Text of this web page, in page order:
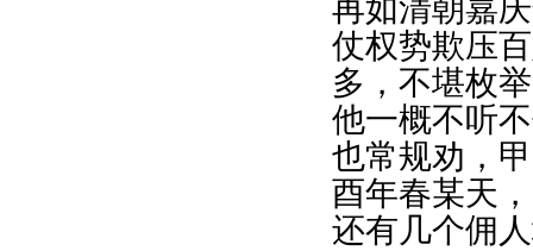
再如清朝嘉
仗权势欺压
多，不堪枚
他一概不听
也常规劝，
酉年春某天
还有几个佣